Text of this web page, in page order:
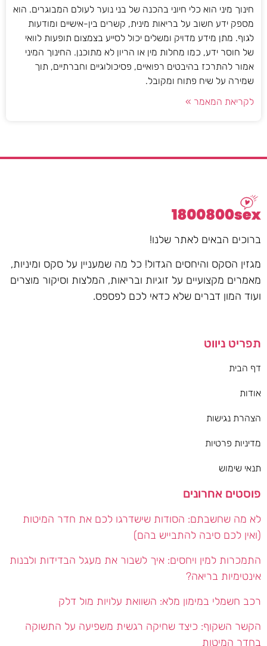
חינוך מיני הוא כלי חיוני בהכנה של בני נוער לעולם המבוגרים. הוא
מספק ידע חשוב על בריאות מינית, קשרים בין-אישיים ומודעות
לגוף. מתן מידע מדויק ומשלים יכול לסייע בצמצום תופעות לוואי
של חוסר ידע, כמו מחלות מין או הריון לא מתוכנן. החינוך המיני
אמור להתרכז בהיבטים רפואיים, פסיכולוגיים וחברתיים, תוך
שמירה על שיח פתוח ומקובל.
לקריאת המאמר »
ברוכים הבאים לאתר שלנו!
מגזין הסקס והיחסים הגדול! כל מה שמעניין על סקס ומיניות,
מאמרים מקצועיים על זוגיות ובריאות, המלצות וסיקור מוצרים
ועוד המון דברים שלא כדאי לכם לפספס.
תפריט ניווט
דף הבית
אודות
הצהרת נגישות
מדיניות פרטיות
תנאי שימוש
פוסטים אחרונים
לא מה שחשבתם: הסודות שישדרגו לכם את חדר המיטות
(ואין לכם סיבה להתבייש בהם)
התמכרות למין ויחסים: איך לשבור את מעגל הבדידות ולבנות
אינטימיות בריאה?
רכב חשמלי במימון מלא: השוואת עלויות מול דלק
הקשר השקוף: כיצד שחיקה רגשית משפיעה על התשוקה
בחדר המיטות